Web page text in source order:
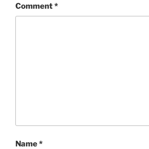
Comment*
Name*